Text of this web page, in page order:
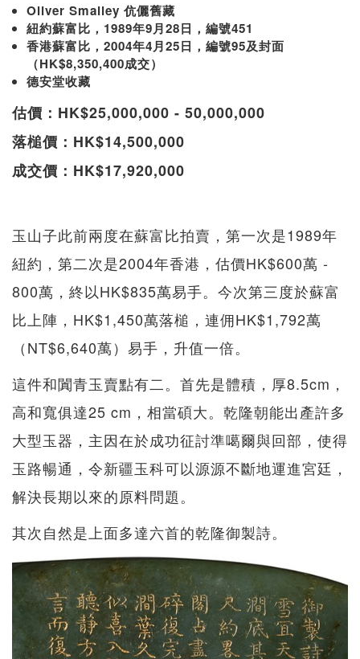
Oliver Smalley 伉儷舊藏
紐約蘇富比，1989年9月28日，編號451
香港蘇富比，2004年4月25日，編號95及封面
（HK$8,350,400成交）
德安堂收藏
估價：HK$25,000,000 - 50,000,000
落槌價：HK$14,500,000
成交價：HK$17,920,000
玉山子此前兩度在蘇富比拍賣，第一次是1989年
紐約，第二次是2004年香港，估價HK$600萬 -
800萬，終以HK$835萬易手。今次第三度於蘇富
比上陣，HK$1,450萬落槌，連佣HK$1,792萬
（NT$6,640萬）易手，升值一倍。
這件和闐青玉賣點有二。首先是體積，厚8.5cm，
高和寬俱達25 cm，相當碩大。乾隆朝能出產許多
大型玉器，主因在於成功征討準噶爾與回部，使得
玉路暢通，令新疆玉科可以源源不斷地運進宮廷，
解決長期以來的原料問題。
其次自然是上面多達六首的乾隆御製詩。